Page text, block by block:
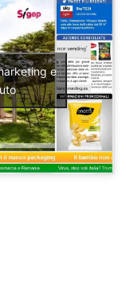
e